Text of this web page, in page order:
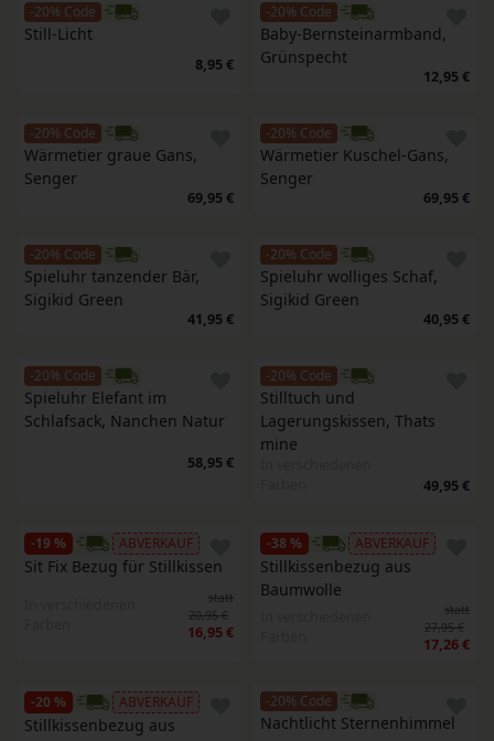
-20% Code
Still-Licht
8,95 €
-20% Code
Baby-Bernsteinarmband,
Grünspecht
12,95 €
-20% Code
Wärmetier graue Gans,
Senger
69,95 €
-20% Code
Wärmetier Kuschel-Gans,
Senger
69,95 €
-20% Code
Spieluhr tanzender Bär,
Sigikid Green
41,95 €
-20% Code
Spieluhr wolliges Schaf,
Sigikid Green
40,95 €
-20% Code
Spieluhr Elefant im
Schlafsack, Nanchen Natur
58,95 €
-20% Code
Stilltuch und
Lagerungskissen, Thats
mine
49,95 €
-19 % ABVERKAUF
Sit Fix Bezug für Stillkissen
statt
20,95 €
16,95 €
-38 % ABVERKAUF
Stillkissenbezug aus
Baumwolle
statt
27,95 €
17,26 €
-20 % ABVERKAUF
Stillkissenbezug aus
-20% Code
Nachtlicht Sternenhimmel